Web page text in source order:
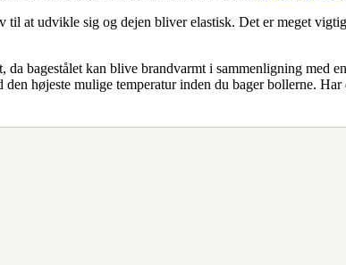
til at udvikle sig og dejen bliver elastisk. Det er meget
bagestålet kan blive brandvarmt i sammenligning med
højeste mulige temperatur inden du bager bollerne.